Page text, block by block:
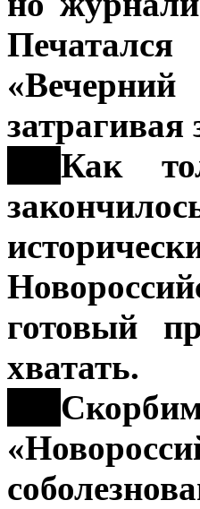
затрагивая
Как
готовый
хватать.